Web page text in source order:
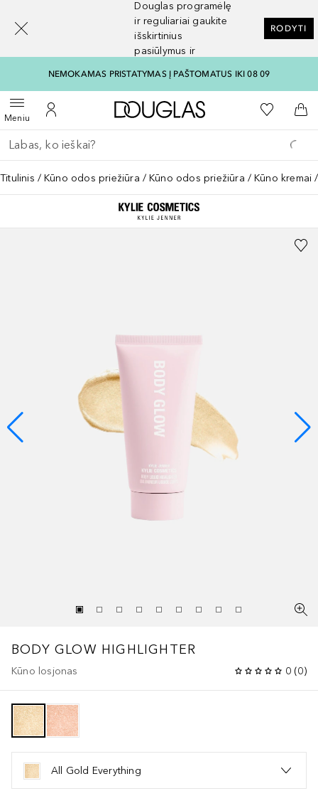
Douglas programėlę
ir reguliariai gaukite
išskirtinius
pasiūlymus ir
RODYTI
NEMOKAMAS PRISTATYMAS Į PAŠTOMATUS IKI 08 09
MeniuAtidaryti meniuĮ mano paskyrą
Į Douglas pagrindinį
Į mano
Į
Grįžk atgal
Vykdykite paiešką
Titulinis Kūno odos priežiūra Kūno odos priežiūra Kūno kremai
BODY GLOW HIGHLIGHTER
Kūno losjonas 0 (0)
All Gold Everything
[navigation.slideout.screenreader]